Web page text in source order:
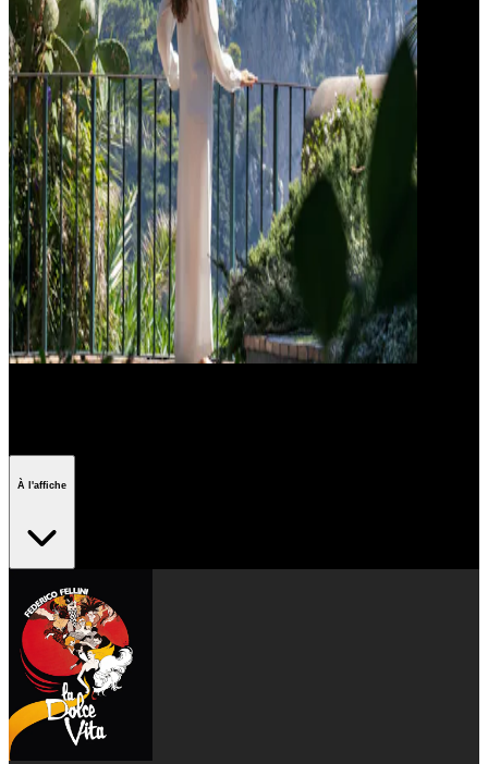
À l'affiche